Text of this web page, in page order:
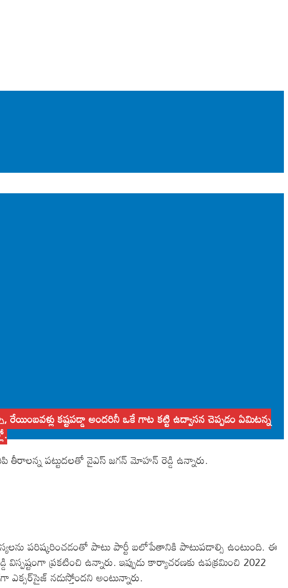
కష్టపడ్డా అందరినీ ఒకే గాట కట్టి ఉద్వాసన చెప్పడం ఏమిటన్న
పట్టుదలతో వైఎస్ జగన్ మోహన్ రెడ్డి ఉన్నారు.
పరిష్కరించడంతో పాటు పార్టీ బలోపేతానికి పాటుపడాల్సి ఉంటుంది. ఈ
ప్రకటించి ఉన్నారు. ఇప్పుడు కార్యాచరణకు ఉపక్రమించి 2022
నడుస్తోందని అంటున్నారు.